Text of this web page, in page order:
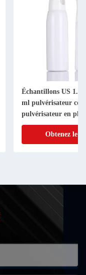
Échantillons US 1.2
ml pulvérisateur
pulvérisateur en
Obtenez le